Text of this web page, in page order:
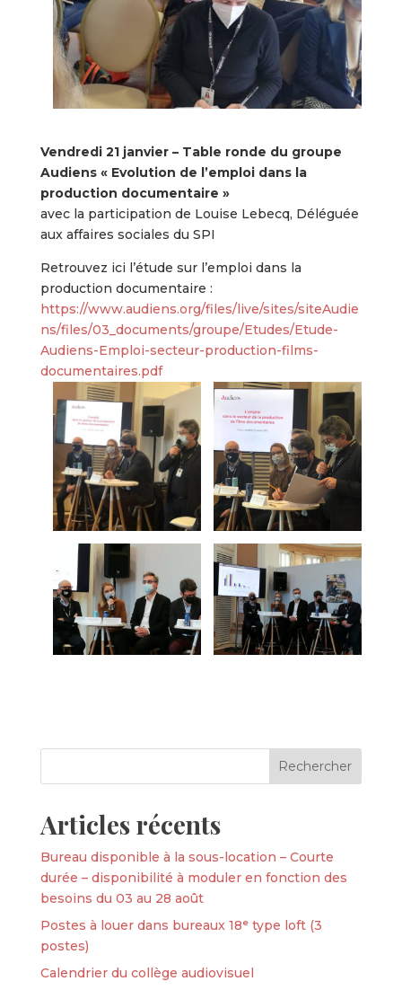
Vendredi 21 janvier – Table ronde du groupe
Audiens « Evolution de l’emploi dans la
production documentaire »
avec la participation de Louise Lebecq, Déléguée
aux affaires sociales du SPI
Retrouvez ici l’étude sur l’emploi dans la
production documentaire :
https://www.audiens.org/files/live/sites/siteAudie
ns/files/03_documents/groupe/Etudes/Etude-
Audiens-Emploi-secteur-production-films-
documentaires.pdf
Articles récents
Bureau disponible à la sous-location – Courte
durée – disponibilité à moduler en fonction des
besoins du 03 au 28 août
Postes à louer dans bureaux 18ᵉ type loft (3
postes)
Calendrier du collège audiovisuel